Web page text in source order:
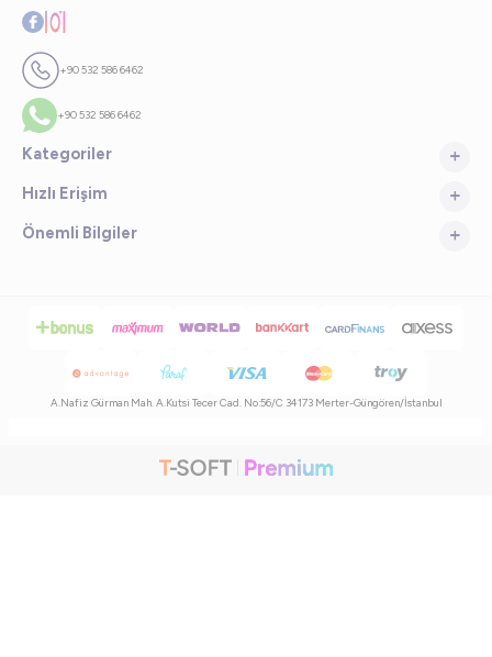
+90 532 586 6462
+90 532 586 6462
Kategoriler
Hızlı Erişim
Önemli Bilgiler
A.Nafiz Gürman Mah. A.Kutsi Tecer Cad. No:56/C 34173 Merter-Güngören/İstanbul